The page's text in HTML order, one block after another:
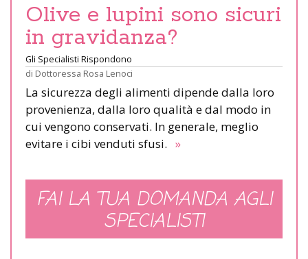
Olive e lupini sono sicuri
in gravidanza?
Gli Specialisti Rispondono
di Dottoressa Rosa Lenoci
La sicurezza degli alimenti dipende dalla loro
provenienza, dalla loro qualità e dal modo in
cui vengono conservati. In generale, meglio
evitare i cibi venduti sfusi. »
FAI LA TUA DOMANDA AGLI
SPECIALISTI